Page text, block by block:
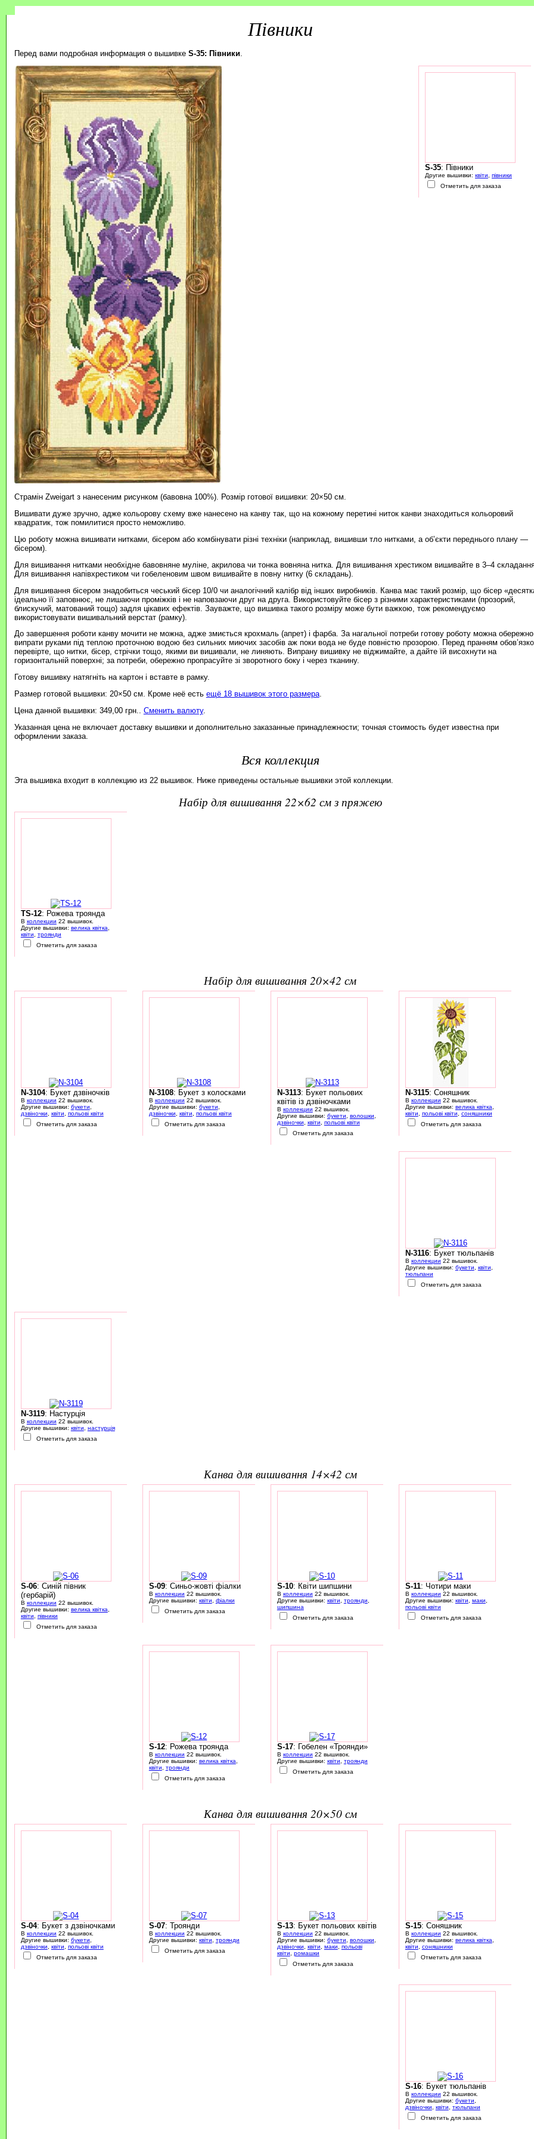
Півники
Перед вами подробная информация о вышивке S-35: Півники.
S-35: Півники
Другие вышивки: квіти
півники
Отметить для заказа
Страмін Zweigart з нанесеним рисунком (бавовна 100%). Розмір готової вишивки: 20×50 см.
Вишивати дуже зручно, адже кольорову схему вже нанесено на канву так, що на кожному перетині ниток канви знаходиться кольоровий
квадратик, тож помилитися просто неможливо.
Цю роботу можна вишивати нитками, бісером або комбінувати різні техніки (наприклад, вишивши тло нитками, а об’єкти переднього плану —
бісером).
Для вишивання нитками необхідне бавовняне муліне, акрилова чи тонка вовняна нитка. Для вишивання хрестиком вишивайте в 3–4
Для вишивання напівхрестиком чи гобеленовим швом вишивайте в повну нитку (6 складань).
Для вишивання бісером знадобиться чеський бісер 10/0 чи аналогічний калібр від інших виробників. Канва має такий розмір, що бісер
ідеально її заповнює, не лишаючи проміжків і не наповзаючи друг на друга. Використовуйте бісер з різними характеристиками (прозорий,
блискучий, матований тощо) задля цікавих ефектів. Зауважте, що вишивка такого розміру може бути важкою, тож рекомендуємо
використовувати вишивальний верстат (рамку).
До завершення роботи канву мочити не можна, адже змиється крохмаль (апрет) і фарба. За нагальної потреби готову роботу можна обережно
випрати руками під теплою проточною водою без сильних миючих засобів аж поки вода не буде повністю прозорою. Перед пранням
перевірте, що нитки, бісер, стрічки тощо, якими ви вишивали, не линяють. Випрану вишивку не віджимайте, а дайте їй висохнути на
горизонтальній поверхні; за потреби, обережно пропрасуйте зі зворотного боку і через тканину.
Готову вишивку натягніть на картон і вставте в рамку.
Размер готовой вышивки: 20×50 см. Кроме неё есть ещё 18 вышивок этого размера.
Цена данной вышивки: 349,00 грн.. Сменить валюту.
Указанная цена не включает доставку вышивки и дополнительно заказанные принадлежности; точная стоимость будет известна при
оформлении заказа.
Вся коллекция
Эта вышивка входит в коллекцию из 22 вышивок. Ниже приведены остальные вышивки этой коллекции.
набір для вишивання 22×62 см з пряжею
TS-12: Рожева троянда
В коллекции 22 вышивок.
Другие вышивки: велика квітка,
квіти, троянди
Отметить для заказа
набір для вишивання 20×42 см
N-3104: Букет дзвіночків
В коллекции 22 вышивок.
Другие вышивки: букети
дзвіночки
квіти
польові квіти
Отметить для заказа
N-3108: Букет з колосками
В коллекции 22 вышивок.
Другие вышивки: букети
дзвіночки
квіти
польові квіти
Отметить для заказа
N-3113: Букет польових
квітів із дзвіночками
В коллекции 22 вышивок.
Другие вышивки: букети волошки
дзвіночки
квіти
польові квіти
Отметить для заказа
N-3115: Соняшник
В коллекции 22 вышивок.
Другие вышивки: велика квітка
квіти
польові квіти
соняшники
Отметить для заказа
N-3116: Букет тюльпанів
В коллекции 22 вышивок.
Другие вышивки: букети квіти
тюльпани
Отметить для заказа
N-3119: Настурція
В коллекции 22 вышивок.
Другие вышивки: квіти
настурція
Отметить для заказа
канва для вишивання 14×42 см
S-06: Синій півник
(гербарій)
В коллекции 22 вышивок.
Другие вышивки: велика квітка
квіти
півники
Отметить для заказа
S-09: Синьо-жовті фіалки
В коллекции 22 вышивок.
Другие вышивки: квіти
фіалки
Отметить для заказа
S-10: Квіти шипшини
В коллекции 22 вышивок.
Другие вышивки: квіти троянди
шипшина
Отметить для заказа
S-11: Чотири маки
В коллекции 22 вышивок.
Другие вышивки: квіти маки
польові квіти
Отметить для заказа
S-12: Рожева троянда
В коллекции 22 вышивок.
Другие вышивки: велика квітка
квіти
троянди
Отметить для заказа
S-17: Гобелен «Троянди»
В коллекции 22 вышивок.
Другие вышивки: квіти
троянди
Отметить для заказа
канва для вишивання 20×50 см
S-04: Букет з дзвіночками
В коллекции 22 вышивок.
Другие вышивки: букети
дзвіночки
квіти
польові квіти
Отметить для заказа
S-07: Троянди
В коллекции 22 вышивок.
Другие вышивки: квіти
троянди
Отметить для заказа
S-13: Букет польових квітів
В коллекции 22 вышивок.
Другие вышивки: букети волошки
дзвіночки
квіти маки
польові
квіти
ромашки
Отметить для заказа
S-15: Соняшник
В коллекции 22 вышивок.
Другие вышивки: велика квітка
квіти
соняшники
Отметить для заказа
S-16: Букет тюльпанів
В коллекции 22 вышивок.
Другие вышивки: букети
дзвіночки
квіти
тюльпани
Отметить для заказа